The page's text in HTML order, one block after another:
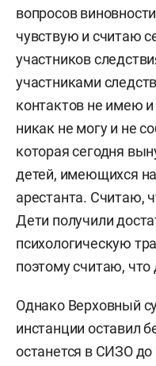
вопросов
чувствую и считаю
участников
участниками
контактов не имею и
никак не могу и не
которая сегодня
детей, имеющихся
арестанта. Считаю,
Дети получили
психологическую
поэтому считаю,
Однако Верховный
инстанции оставил
останется в СИЗО до